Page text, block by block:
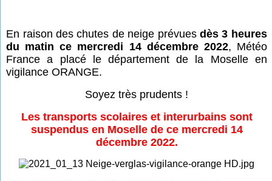
En raison des chutes de neige prévuesdès 3 heures
du matin ce mercredi 14 décembre 2022, Météo
France a placé le département de la Moselle en
vigilance ORANGE.
Soyez très prudents !
Les transports scolaires et interurbains sont
suspendus en Moselle de ce mercredi 14
décembre 2022.